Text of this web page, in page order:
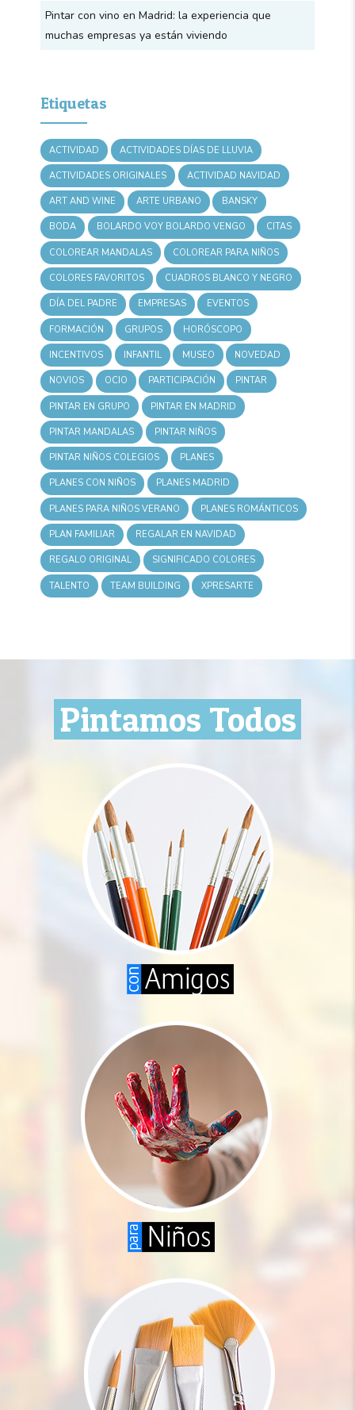
Pintar con vino en Madrid: la experiencia que
muchas empresas ya están viviendo
Etiquetas
ACTIVIDAD ACTIVIDADES DÍAS DE LLUVIA
ACTIVIDADES ORIGINALES ACTIVIDAD NAVIDAD
ART AND WINE ARTE URBANO BANSKY
BODA BOLARDO VOY BOLARDO VENGO CITAS
COLOREAR MANDALAS COLOREAR PARA NIÑOS
COLORES FAVORITOS CUADROS BLANCO Y NEGRO
DÍA DEL PADRE EMPRESAS EVENTOS
FORMACIÓN GRUPOS HORÓSCOPO
INCENTIVOS INFANTIL MUSEO NOVEDAD
NOVIOS OCIO PARTICIPACIÓN PINTAR
PINTAR EN GRUPO PINTAR EN MADRID
PINTAR MANDALAS PINTAR NIÑOS
PINTAR NIÑOS COLEGIOS PLANES
PLANES CON NIÑOS PLANES MADRID
PLANES PARA NIÑOS VERANO PLANES ROMÁNTICOS
PLAN FAMILIAR REGALAR EN NAVIDAD
REGALO ORIGINAL SIGNIFICADO COLORES
TALENTO TEAM BUILDING XPRESARTE
Pintamos Todos